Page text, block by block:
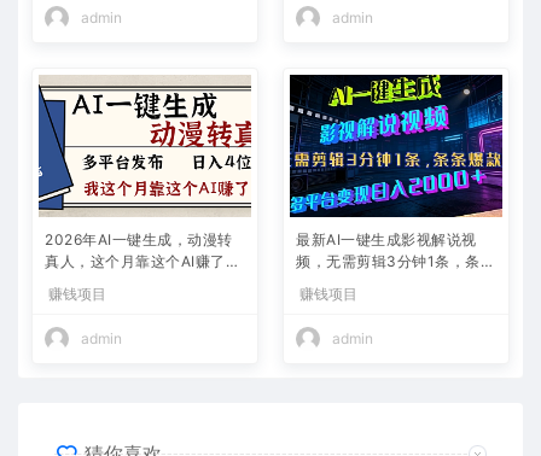
admin admin
2026年AI一键生成，动漫转
真人，这个月靠这个AI赚了2
赚钱项目
admin
最新AI一键生成影视解说视
频，无需剪辑3分钟1条，条条
+
赚钱项目
admin